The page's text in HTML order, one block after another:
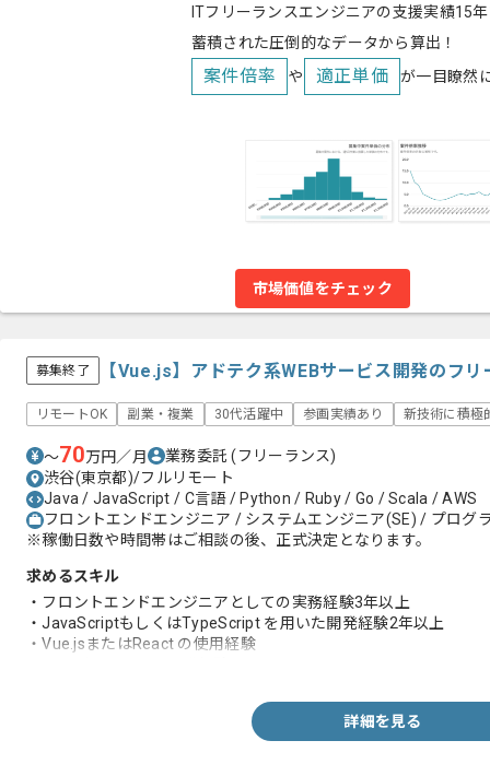
ITフリーランスエンジニアの支援実績15
蓄積された圧倒的なデータから算出！
案件倍率 や 適正単価 が一目瞭然
市場価値をチェック
募集終了 【Vue.js】アドテク系WEBサービス開発のフ
リモートOK 副業・複業 30代活躍中 参画実績あり 新技術に積極
〜70万円／月 業務委託(フリーランス)
渋谷(東京都)/フルリモート
Java / JavaScript / C言語 / Python / Ruby / Go / Scala / AWS
フロントエンドエンジニア / システムエンジニア(SE) / プログ
※稼働日数や時間帯はご相談の後、正式決定となります。
求めるスキル
・フロントエンドエンジニアとしての実務経験3年以上
・JavaScriptもしくはTypeScript を用いた開発経験2年以上
・Vue.jsまたはReact の使用経験
詳細を見る